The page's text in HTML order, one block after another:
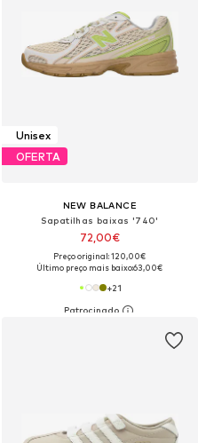
Unisex
OFERTA
NEW BALANCE
Sapatilhas baixas '740'
72,00€
Preço original: 120,00€
Último preço mais baixo:63,00€
+21